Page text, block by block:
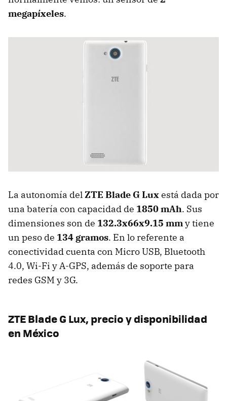
megapíxeles.
La autonomía delZTE Blade G Luxestá dada por
una batería con capacidad de 1850 mAh. Sus
dimensiones son de 132.3x66x9.15 mmy tiene
un peso de 134 gramos. En lo referente a
conectividad cuenta con Micro USB, Bluetooth
4.0, Wi-Fi y A-GPS, además de soporte para
redes GSM y 3G.
ZTE Blade G Lux, precio y disponibilidad
en México